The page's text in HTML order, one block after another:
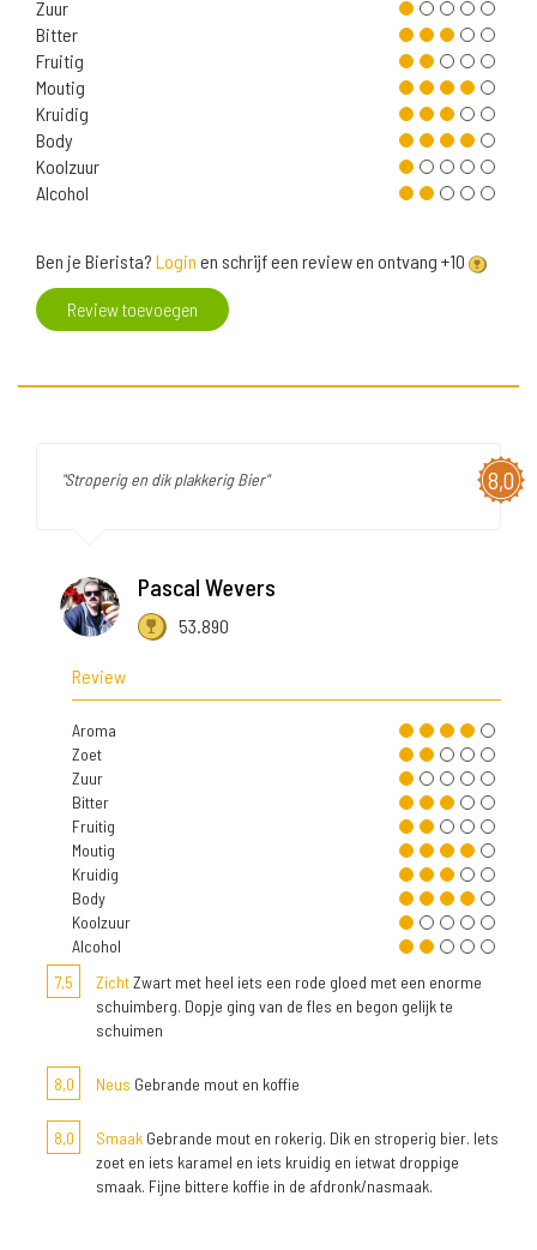
Zuur
Bitter
Fruitig
Moutig
Kruidig
Body
Koolzuur
Alcohol
Ben je Bierista? Login en schrijf een review en ontvang +10
Review toevoegen
8,0
"Stroperig en dik plakkerig Bier"
Pascal Wevers
53.890
Review
Aroma
Zoet
Zuur
Bitter
Fruitig
Moutig
Kruidig
Body
Koolzuur
Alcohol
7,5
ZichtZwart met heel iets een rode gloed met een enorme
schuimberg. Dopje ging van de fles en begon gelijk te
schuimen
8,0 Neus Gebrande mout en koffie
8,0 Smaak Gebrande mout en rokerig. Dik en stroperig bier. Iets
zoet en iets karamel en iets kruidig en ietwat droppige
smaak. Fijne bittere koffie in de afdronk/nasmaak.